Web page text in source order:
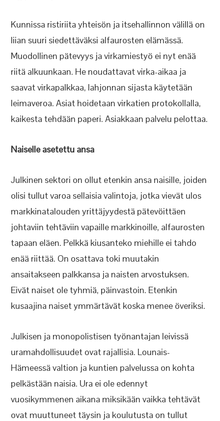
Kunnissa ristiriita yhteisön ja itsehallinnon välillä on
liian suuri siedettäväksi alfaurosten elämässä.
Muodollinen pätevyys ja virkamiestyö ei nyt enää
riitä alkuunkaan. He noudattavat virka-aikaa ja
saavat virkapalkkaa, lahjonnan sijasta käytetään
leimaveroa. Asiat hoidetaan virkatien protokollalla,
kaikesta tehdään paperi. Asiakkaan palvelu pelottaa.
Naiselle asetettu ansa
Julkinen sektori on ollut etenkin ansa naisille, joiden
olisi tullut varoa sellaisia valintoja, jotka vievät ulos
markkinatalouden yrittäjyydestä pätevöittäen
johtaviin tehtäviin vapaille markkinoille, alfaurosten
tapaan eläen. Pelkkä kiusanteko miehille ei tahdo
enää riittää. On osattava toki muutakin
ansaitakseen palkkansa ja naisten arvostuksen.
Eivät naiset ole tyhmiä, päinvastoin. Etenkin
kusaajina naiset ymmärtävät koska menee överiksi.
Julkisen ja monopolistisen työnantajan leivissä
uramahdollisuudet ovat rajallisia. Lounais-
Hämeessä valtion ja kuntien palvelussa on kohta
pelkästään naisia. Ura ei ole edennyt
vuosikymmenen aikana miksikään vaikka tehtävät
ovat muuttuneet täysin ja koulutusta on tullut